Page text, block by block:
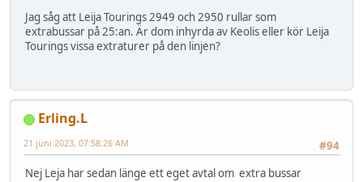
Jag såg att Leija Tourings 2949 och 2950 rullar som
extrabussar på 25:an. Är dom inhyrda av Keolis eller kör Leija
Tourings vissa extraturer på den linjen?
Erling.L
#94
21 juni 2023, 07:58:26 AM
Nej Leja har sedan länge ett eget avtal om extra bussar